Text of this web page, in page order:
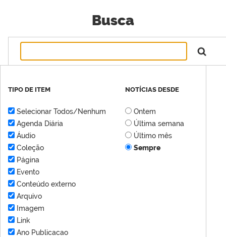
Busca
TIPO DE ITEM
Selecionar Todos/Nenhum
Agenda Diária
Áudio
Coleção
Página
Evento
Conteúdo externo
Arquivo
Imagem
Link
Ano Publicacao
NOTÍCIAS DESDE
Ontem
Última semana
Último mês
Sempre